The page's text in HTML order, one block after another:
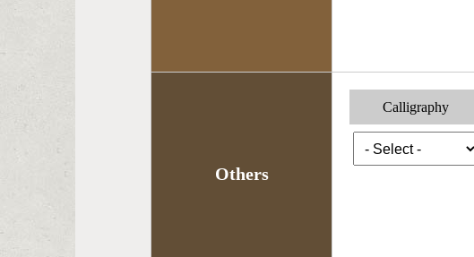
Others
Calligraphy